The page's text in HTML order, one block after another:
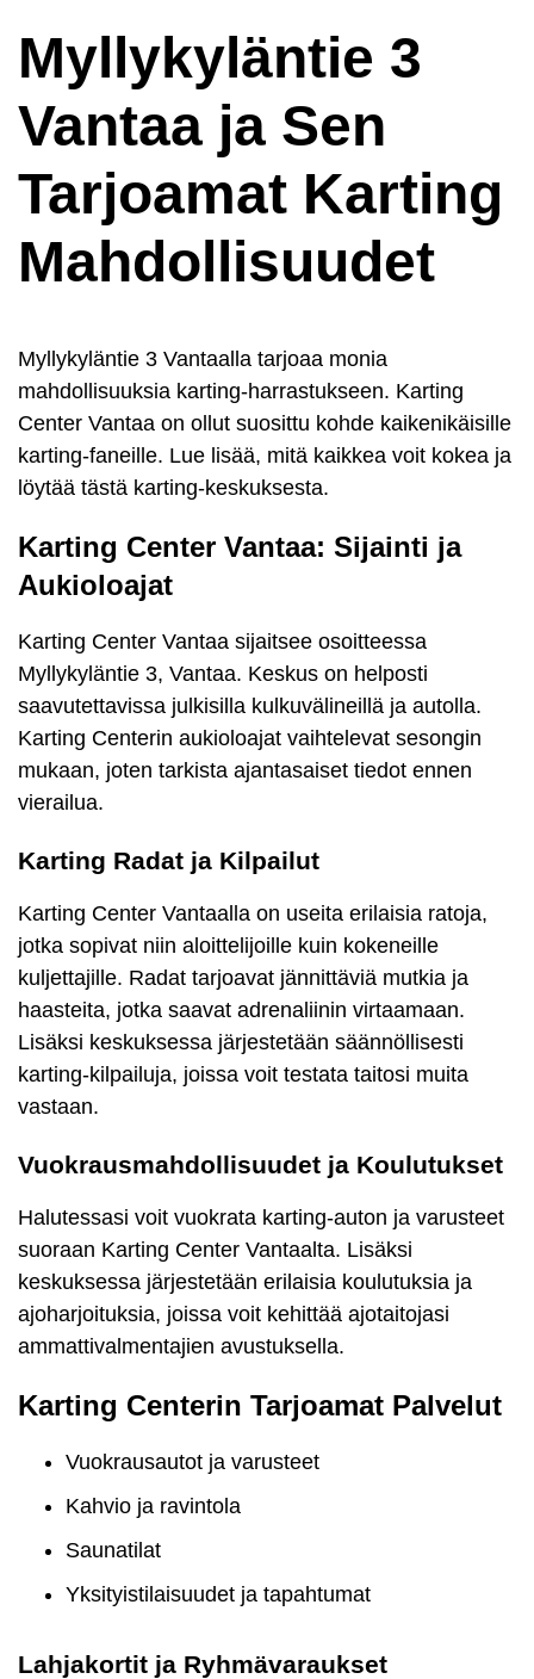
Myllykyläntie 3
Vantaa ja Sen
Tarjoamat Karting
Mahdollisuudet
Myllykyläntie 3 Vantaalla tarjoaa monia
mahdollisuuksia karting-harrastukseen. Karting
Center Vantaa on ollut suosittu kohde kaikenikäisille
karting-faneille. Lue lisää, mitä kaikkea voit kokea ja
löytää tästä karting-keskuksesta.
Karting Center Vantaa: Sijainti ja
Aukioloajat
Karting Center Vantaa sijaitsee osoitteessa
Myllykyläntie 3, Vantaa. Keskus on helposti
saavutettavissa julkisilla kulkuvälineillä ja autolla.
Karting Centerin aukioloajat vaihtelevat sesongin
mukaan, joten tarkista ajantasaiset tiedot ennen
vierailua.
Karting Radat ja Kilpailut
Karting Center Vantaalla on useita erilaisia ratoja,
jotka sopivat niin aloittelijoille kuin kokeneille
kuljettajille. Radat tarjoavat jännittäviä mutkia ja
haasteita, jotka saavat adrenaliinin virtaamaan.
Lisäksi keskuksessa järjestetään säännöllisesti
karting-kilpailuja, joissa voit testata taitosi muita
vastaan.
Vuokrausmahdollisuudet ja Koulutukset
Halutessasi voit vuokrata karting-auton ja varusteet
suoraan Karting Center Vantaalta. Lisäksi
keskuksessa järjestetään erilaisia koulutuksia ja
ajoharjoituksia, joissa voit kehittää ajotaitojasi
ammattivalmentajien avustuksella.
Karting Centerin Tarjoamat Palvelut
Vuokrausautot ja varusteet
Kahvio ja ravintola
Saunatilat
Yksityistilaisuudet ja tapahtumat
Lahjakortit ja Ryhmävaraukset